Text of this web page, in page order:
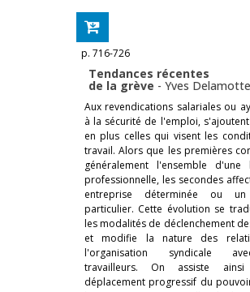
p. 716-726
Tendances récentes
de la grève - Yves Delamotte
Aux revendications salariales ou
à la sécurité de l'emploi,
en plus celles qui visent les
travail. Alors que les premières
généralement l'ensemble d'une
professionnelle, les secondes
entreprise déterminée ou
particulier. Cette évolution se
les modalités de déclenchement
et modifie la nature des
l'organisation syndicale
travailleurs. On assiste
déplacement progressif du